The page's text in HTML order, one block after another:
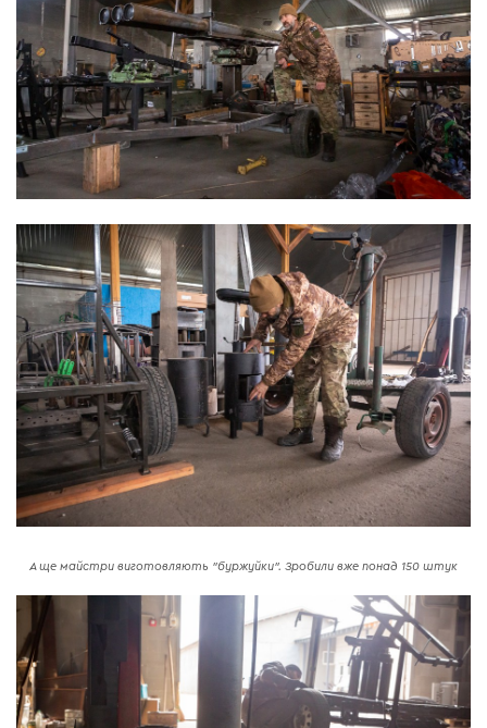
А ще майстри виготовляють "буржуйки". Зробили вже понад 150 штук